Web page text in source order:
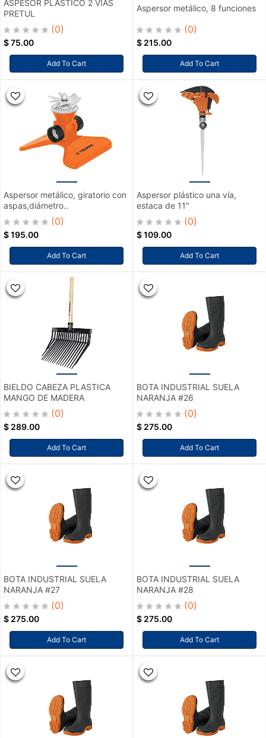
ASPESOR PLASTICO 2 VIAS
PRETUL
(0)
$75.00
Add To Cart
Aspersor metálico, 8 funciones
(0)
$ 215.00
Add To Cart
Aspersor metálico, giratorio con
aspas,diámetro..
(0)
$195.00
Add To Cart
Aspersor plástico una vía,
estaca de 11"
(0)
$109.00
Add To Cart
BIELDO CABEZA PLASTICA
MANGO DE MADERA
(0)
$ 289.00
Add To Cart
BOTA INDUSTRIAL SUELA
NARANJA #26
(0)
$ 275.00
Add To Cart
BOTA INDUSTRIAL SUELA
NARANJA #27
(0)
$ 275.00
Add To Cart
BOTA INDUSTRIAL SUELA
NARANJA #28
(0)
$ 275.00
Add To Cart